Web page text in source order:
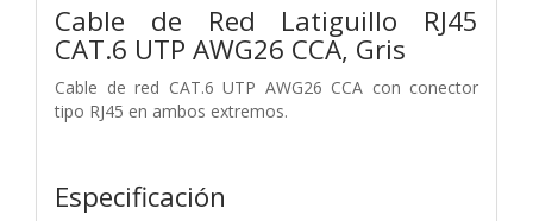
Cable de Red Latiguillo RJ45
CAT.6 UTP AWG26 CCA, Gris
Cable de red CAT.6 UTP AWG26 CCA con conector
tipo RJ45 en ambos extremos.
Especificación